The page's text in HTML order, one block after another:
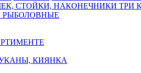
СТОЙКИ, НАКОНЕЧНИКИ ТРИ
КИЯНКА